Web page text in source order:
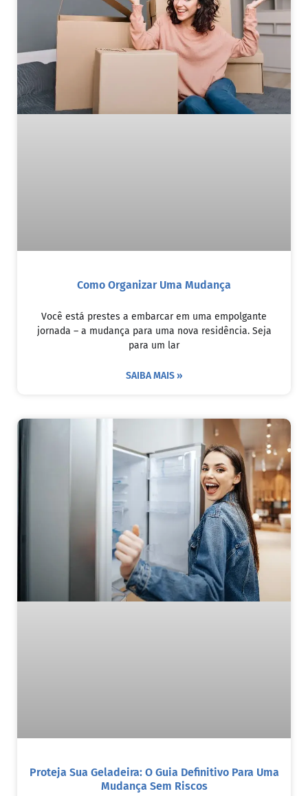
Como Organizar Uma Mudança
Você está prestes a embarcar em uma empolgante
jornada – a mudança para uma nova residência. Seja
para um lar
SAIBA MAIS »
Proteja Sua Geladeira: O Guia Definitivo Para Uma
Mudança Sem Riscos